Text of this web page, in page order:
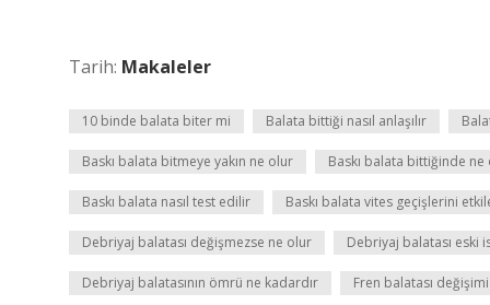
Tarih: Makaleler
10 binde balata biter mi Balata bittiği nasıl anlaşılır
Baskı balata bitmeye yakın ne olur Baskı balata bittiğinde ne
Baskı balata nasıl test edilir Baskı balata vites geçişlerini
Debriyaj balatası değişmezse ne olur Debriyaj balatası eski
Debriyaj balatasının ömrü ne kadardır Fren balatası